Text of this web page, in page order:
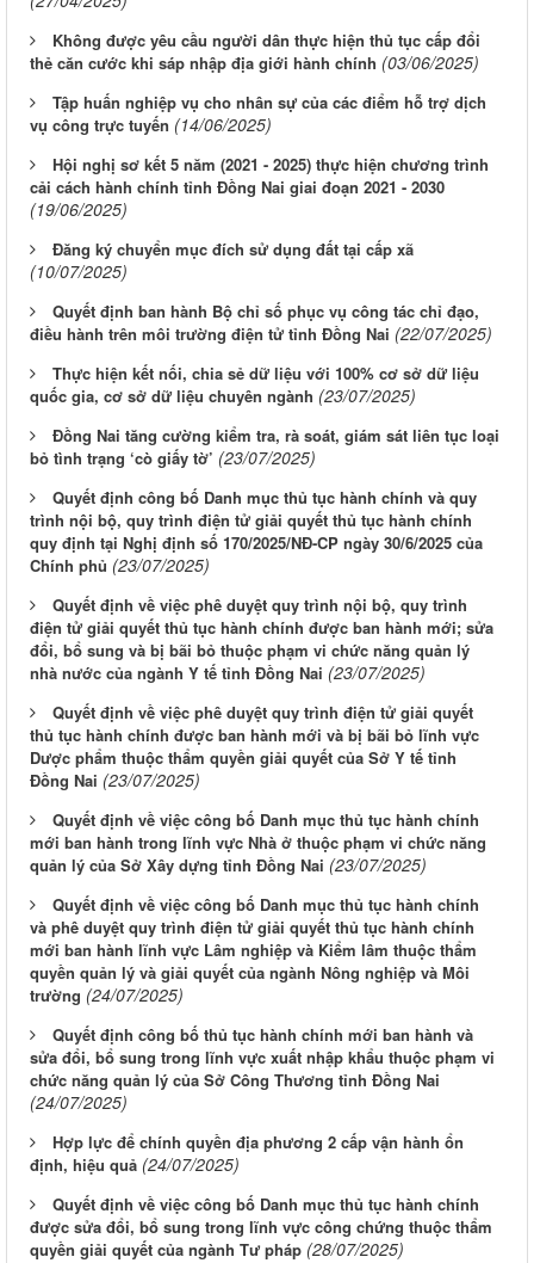
Không được yêu cầu người dân thực hiện thủ tục cấp đổi
thẻ căn cước khi sáp nhập địa giới hành chính (03/06/2025)
Tập huấn nghiệp vụ cho nhân sự của các điểm hỗ trợ dịch
vụ công trực tuyến (14/06/2025)
Hội nghị sơ kết 5 năm (2021 - 2025) thực hiện chương trình
cải cách hành chính tỉnh Đồng Nai giai đoạn 2021 - 2030
(19/06/2025)
Đăng ký chuyển mục đích sử dụng đất tại cấp xã
(10/07/2025)
Quyết định ban hành Bộ chỉ số phục vụ công tác chỉ đạo,
điều hành trên môi trường điện tử tỉnh Đồng Nai (22/07/2025)
Thực hiện kết nối, chia sẻ dữ liệu với 100% cơ sở dữ liệu
quốc gia, cơ sở dữ liệu chuyên ngành (23/07/2025)
Đồng Nai tăng cường kiểm tra, rà soát, giám sát liên tục loại
bỏ tình trạng ‘cò giấy tờ’ (23/07/2025)
Quyết định công bố Danh mục thủ tục hành chính và quy
trình nội bộ, quy trình điện tử giải quyết thủ tục hành chính
quy định tại Nghị định số 170/2025/NĐ-CP ngày 30/6/2025 của
Chính phủ (23/07/2025)
Quyết định về việc phê duyệt quy trình nội bộ, quy trình
điện tử giải quyết thủ tục hành chính được ban hành mới; sửa
đổi, bổ sung và bị bãi bỏ thuộc phạm vi chức năng quản lý
nhà nước của ngành Y tế tỉnh Đồng Nai (23/07/2025)
Quyết định về việc phê duyệt quy trình điện tử giải quyết
thủ tục hành chính được ban hành mới và bị bãi bỏ lĩnh vực
Dược phẩm thuộc thẩm quyền giải quyết của Sở Y tế tỉnh
Đồng Nai (23/07/2025)
Quyết định về việc công bố Danh mục thủ tục hành chính
mới ban hành trong lĩnh vực Nhà ở thuộc phạm vi chức năng
quản lý của Sở Xây dựng tỉnh Đồng Nai (23/07/2025)
Quyết định về việc công bố Danh mục thủ tục hành chính
và phê duyệt quy trình điện tử giải quyết thủ tục hành chính
mới ban hành lĩnh vực Lâm nghiệp và Kiểm lâm thuộc thẩm
quyền quản lý và giải quyết của ngành Nông nghiệp và Môi
trường (24/07/2025)
Quyết định công bố thủ tục hành chính mới ban hành và
sửa đổi, bổ sung trong lĩnh vực xuất nhập khẩu thuộc phạm vi
chức năng quản lý của Sở Công Thương tỉnh Đồng Nai
(24/07/2025)
Hợp lực để chính quyền địa phương 2 cấp vận hành ổn
định, hiệu quả (24/07/2025)
Quyết định về việc công bố Danh mục thủ tục hành chính
được sửa đổi, bổ sung trong lĩnh vực công chứng thuộc thẩm
quyền giải quyết của ngành Tư pháp (28/07/2025)